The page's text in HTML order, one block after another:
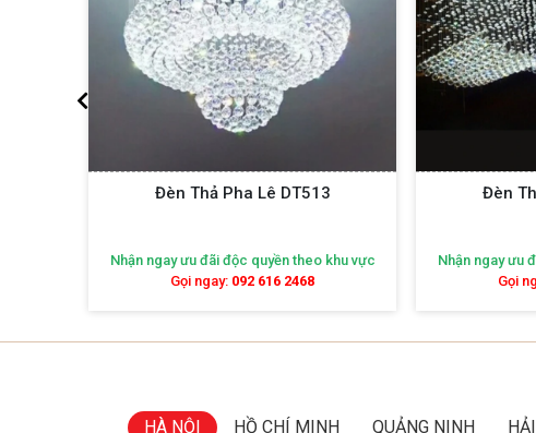
Đèn Thả Pha Lê DT513
Nhận ngay ưu đãi độc quyền theo khu vực
Gọi ngay: 092 616 2468
Đèn
Nhận ngay ưu
Gọi
HÀ NỘI HỒ CHÍ MINH QUẢNG NINH